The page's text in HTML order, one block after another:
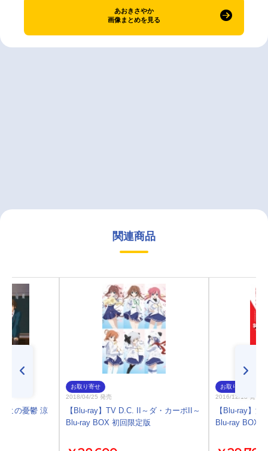
あおきさやか
画像まとめを見る
関連商品
ヒの憂鬱 涼
お取り寄せ
2018/04/25 発売
【Blu-ray】TV D.C. II～ダ・カーポII～
Blu-ray BOX 初回限定版
お取り寄せ
2016/12/18 発売
【Blu-ray】
Blu-ray BOX-